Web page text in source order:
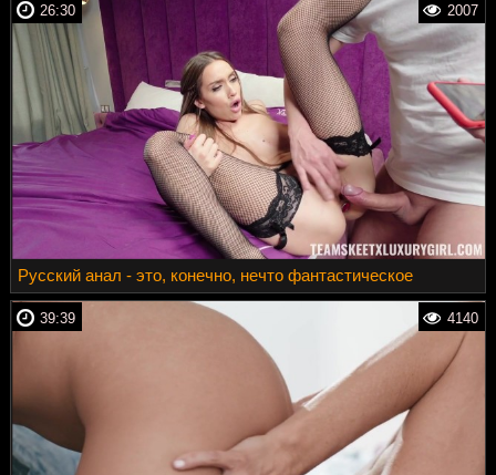
2007
26:30
Русский анал - это, конечно, нечто фантастическое
4140
39:39